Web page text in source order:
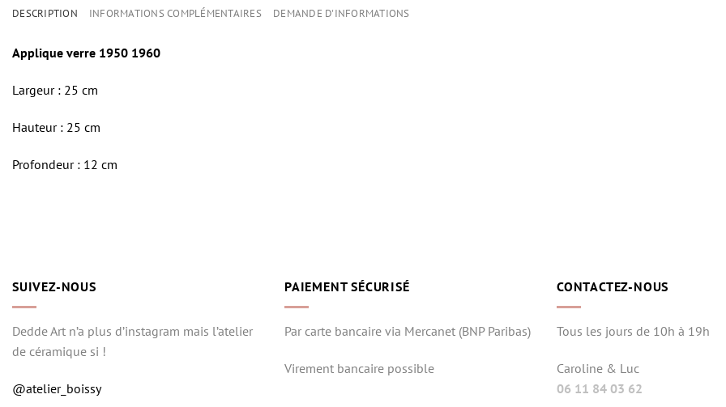
DESCRIPTION INFORMATIONS COMPLÉMENTAIRES DEMANDE D'INFORMATIONS
Applique verre 1950 1960
Largeur : 25 cm
Hauteur : 25 cm
Profondeur : 12 cm
SUIVEZ-NOUS
Dedde Art n’a plus d’instagram mais l’atelier
de céramique si !
@atelier_boissy
PAIEMENT SÉCURISÉ
Par carte bancaire via Mercanet (BNP Paribas)
Virement bancaire possible
CONTACTEZ-NOUS
Tous les jours de 10h à 19h
Caroline & Luc
06 11 84 03 62